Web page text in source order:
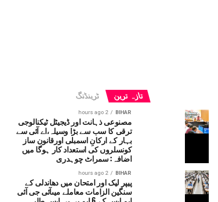
تازہ ترین ٹرینڈنگ
BIHAR
2 hours ago
مصنوعی ذہانت اور ڈیجیٹل ٹیکنالوجی
ترقی کا سب سے بڑا وسیلہ،اے آئی سے
بہار کے ارکانِ اسمبلی اورقانون ساز
کونسلروں کی استعداد کار ہوگا میں
اضافہ: سمراٹ چوہدری
BIHAR
2 hours ago
پیپر لیک اور امتحان میں دھاندلی کے
سنگین الزامات معاملے میںآئی جی آئی